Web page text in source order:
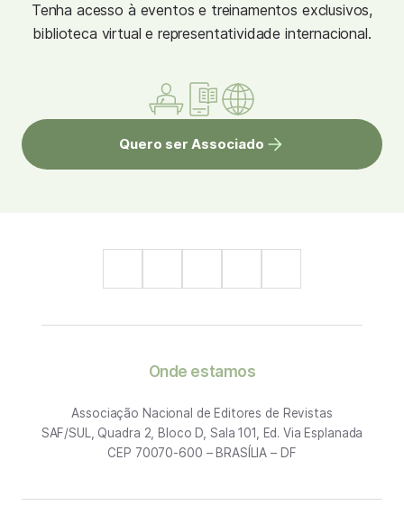
Tenha acesso à eventos e treinamentos exclusivos,
biblioteca virtual e representatividade internacional.
Quero ser Associado
Onde estamos
Associação Nacional de Editores de Revistas
SAF/SUL, Quadra 2, Bloco D, Sala 101, Ed. Via Esplanada
CEP 70070-600 – BRASÍLIA – DF